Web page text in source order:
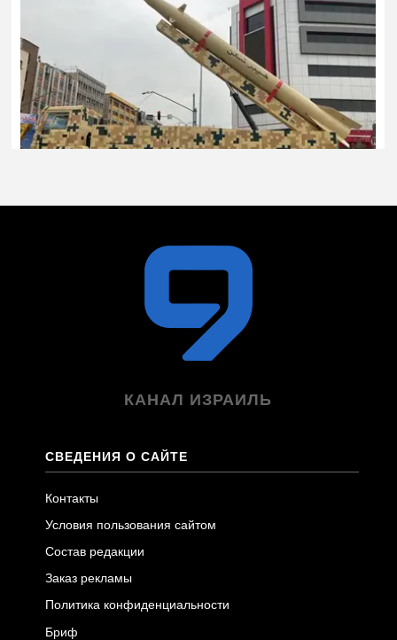
КАНАЛ ИЗРАИЛЬ
СВЕДЕНИЯ О САЙТЕ
Контакты
Условия пользования сайтом
Состав редакции
Заказ рекламы
Политика конфиденциальности
Бриф